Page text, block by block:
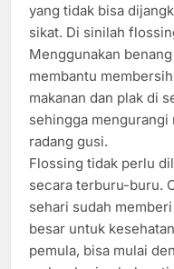
yang tidak bisa
sikat. Di sinilah
Menggunakan
membantu
makanan dan plak di
sehingga mengurangi
radang gusi.
Flossing tidak perlu
secara terburu-buru.
sehari sudah
besar untuk
pemula, bisa mulai